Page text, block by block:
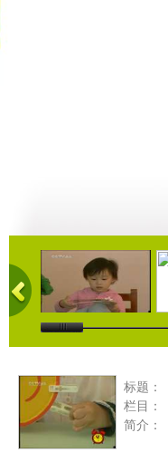
03:07
标题：
栏目：
简介：